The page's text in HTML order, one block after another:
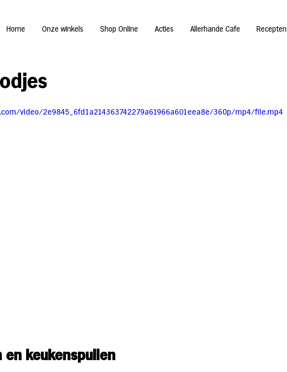
Home Onze winkels Shop Online Acties Allerhande Cafe Recepten
video/2e9845_6fd1a214363742279a61966a601eea8e/360p/mp4/file.mp4
en keukenspullen